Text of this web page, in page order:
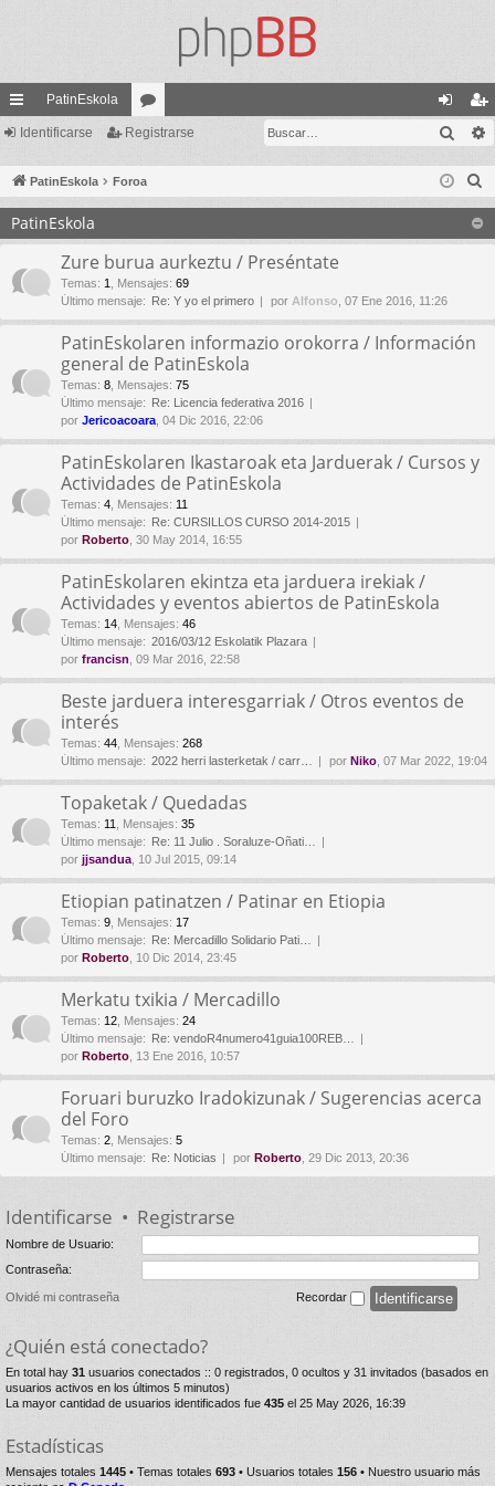
nl
ac
es
rá
PatinEskola
or
os
de
nti
fic
eg
ist
ra
rs
Identificarse Registrarse
PatinEskola Foroa
PatinEskola
Zure burua aurkeztu / Preséntate
Temas: 1 Mensajes: 69
Último mensaje: Re: Y yo el primero por Alfonso , 07 Ene 2016, 11:26
PatinEskolaren informazio orokorra / Información
general de PatinEskola
Temas: 8 Mensajes: 75
Último mensaje: Re: Licencia federativa 2016
por Jericoacoara , 04 Dic 2016, 22:06
PatinEskolaren Ikastaroak eta Jarduerak / Cursos y
Actividades de PatinEskola
Temas: 4 Mensajes: 11
Último mensaje: Re: CURSILLOS CURSO 2014-2015
por Roberto , 30 May 2014, 16:55
PatinEskolaren ekintza eta jarduera irekiak /
Actividades y eventos abiertos de PatinEskola
Temas: 14 Mensajes: 46
Último mensaje: 2016/03/12 Eskolatik Plazara
por francisn , 09 Mar 2016, 22:58
Beste jarduera interesgarriak / Otros eventos de
interés
Temas: 44 Mensajes: 268
Último mensaje: 2022 herri lasterketak / carr… por Niko , 07 Mar 2022, 19:04
Topaketak / Quedadas
Temas: 11 Mensajes: 35
Último mensaje: Re: 11 Julio . Soraluze-Oñati…
por jjsandua , 10 Jul 2015, 09:14
Etiopian patinatzen / Patinar en Etiopia
Temas: 9 Mensajes: 17
Último mensaje: Re: Mercadillo Solidario Pati…
por Roberto , 10 Dic 2014, 23:45
Merkatu txikia / Mercadillo
Temas: 12 Mensajes: 24
Último mensaje: Re: vendoR4numero41guia100REB…
por Roberto , 13 Ene 2016, 10:57
Foruari buruzko Iradokizunak / Sugerencias acerca
del Foro
Temas: 2 Mensajes: 5
Último mensaje: Re: Noticias por Roberto , 29 Dic 2013, 20:36
Identificarse • Registrarse
Nombre de Usuario:
Contraseña:
Olvidé mi contraseña Recordar
¿Quién está conectado?
En total hay 31 usuarios conectados :: 0 registrados, 0 ocultos y 31 invitados (basados en
usuarios activos en los últimos 5 minutos)
La mayor cantidad de usuarios identificados fue 435 el 25 May 2026, 16:39
Estadísticas
Mensajes totales 1445 • Temas totales 693 • Usuarios totales 156 • Nuestro usuario más